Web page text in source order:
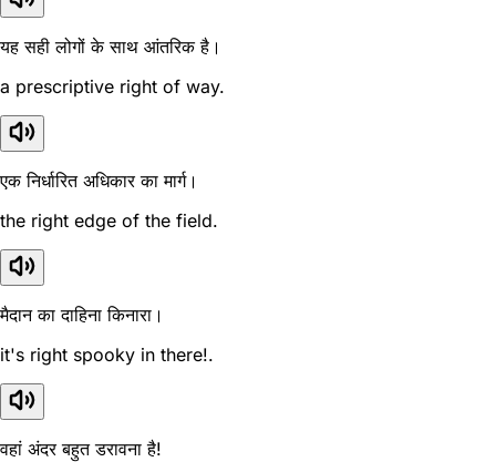
यह सही लोगों के साथ आंतरिक है।
a prescriptive right of way.
एक निर्धारित अधिकार का मार्ग।
the right edge of the field.
मैदान का दाहिना किनारा।
it's right spooky in there!.
वहां अंदर बहुत डरावना है!